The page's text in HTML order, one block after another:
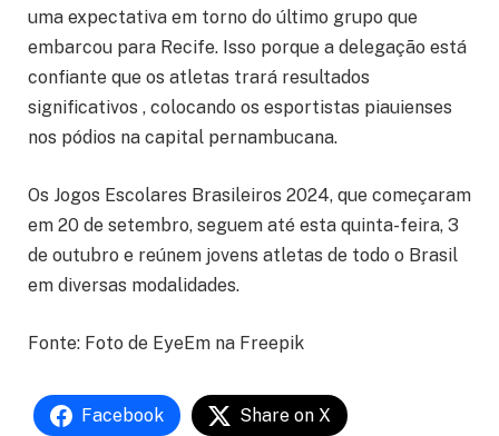
uma expectativa em torno do último grupo que
embarcou para Recife. Isso porque a delegação está
confiante que os atletas trará resultados
significativos , colocando os esportistas piauienses
nos pódios na capital pernambucana.
Os Jogos Escolares Brasileiros 2024, que começaram
em 20 de setembro, seguem até esta quinta-feira, 3
de outubro e reúnem jovens atletas de todo o Brasil
em diversas modalidades.
Fonte: Foto de EyeEm na Freepik
Facebook Share on X